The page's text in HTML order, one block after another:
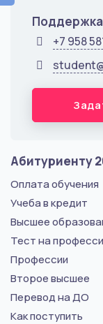
+7 958
Абитуриенту
Оплата обучения
Учеба в кредит
Высшее
Тест на
Профессии
Второе высшее
Перевод на ДО
Как поступить